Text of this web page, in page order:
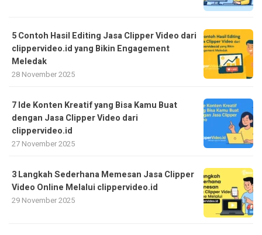
5 Contoh Hasil Editing Jasa Clipper Video dari
clippervideo.id yang Bikin Engagement
Meledak
28 November 2025
7 Ide Konten Kreatif yang Bisa Kamu Buat
dengan Jasa Clipper Video dari
clippervideo.id
27 November 2025
3 Langkah Sederhana Memesan Jasa Clipper
Video Online Melalui clippervideo.id
29 November 2025